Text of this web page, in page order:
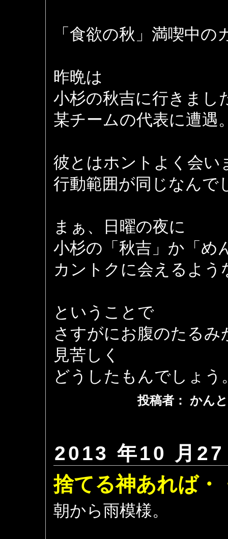
「食欲の秋」満喫中
昨晩は
小杉の秋吉に行きまし
某チームの代表に遭遇
彼とはホントよく会い
行動範囲が同じなんで
まぁ、日曜の夜に
小杉の「秋吉」か「め
カントクに会えるよ
ということで
さすがにお腹のたるみ
見苦しく
どうしたもんでしょう
投稿者： かん
2013 年10 月
捨てる神あれば・
朝から雨模様。